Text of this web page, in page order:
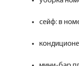
сейф: в